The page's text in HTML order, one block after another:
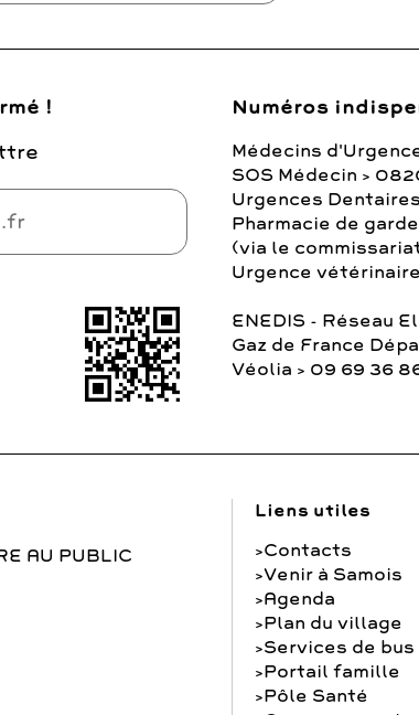
! Numéros
Médecins
SOS Médecin >
Urgences
Pharmacie de
(via le
Urgence vétérinaire
ENEDIS - Réseau
Gaz de France
Véolia > 09 69 36
AU PUBLIC
Liens utiles
Contacts
Venir à Samois
Agenda
Plan du village
Services de bus
Portail famille
Pôle Santé